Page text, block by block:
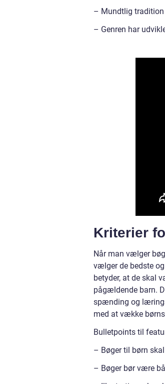
– Mundtlig tradition
– Genren har
Kriterier
Når man vælger
vælger de bedste
betyder, at de skal
pågældende barn.
spænding og
med at vække
Bulletpoints til
– Bøger til børn
– Bøger bør være